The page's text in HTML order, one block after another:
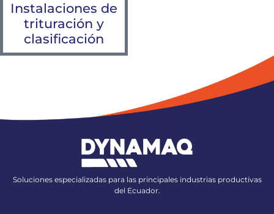
Instalaciones de
trituración y
clasificación
Soluciones especializadas para las principales industrias productivas
del Ecuador.